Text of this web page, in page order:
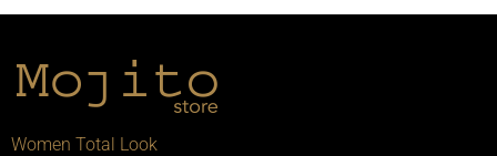
Women Total Look